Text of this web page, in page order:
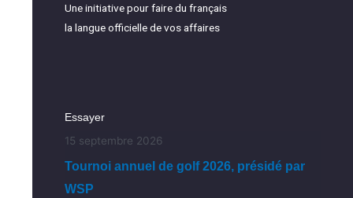
Une initiative pour faire du français
la langue officielle de vos affaires
Essayer
15 septembre 2026
Tournoi annuel de golf 2026, présidé par
WSP